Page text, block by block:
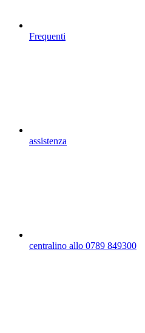
Frequenti
assistenza
centralino allo 0789 849300